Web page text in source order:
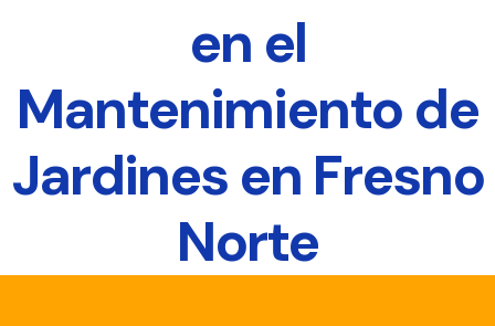
en el
Mantenimiento de
Jardines en Fresno
Norte